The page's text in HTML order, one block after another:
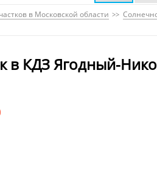
в Московской области
в КДЗ Ягодный-